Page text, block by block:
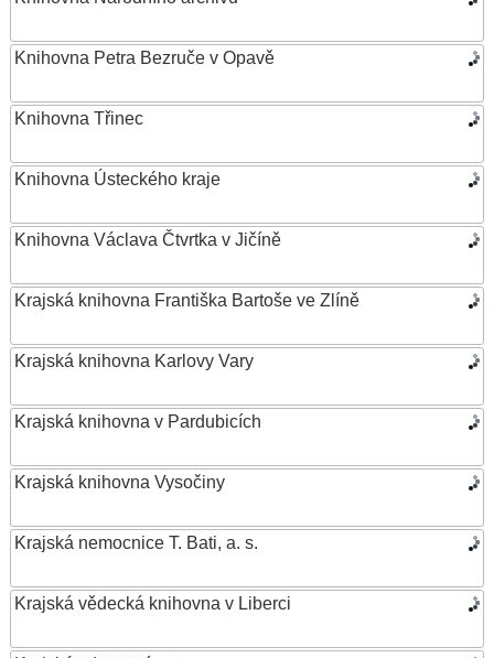
Knihovna Petra Bezruče v Opavě
Knihovna Třinec
Knihovna Ústeckého kraje
Knihovna Václava Čtvrtka v Jičíně
Krajská knihovna Františka Bartoše ve Zlíně
Krajská knihovna Karlovy Vary
Krajská knihovna v Pardubicích
Krajská knihovna Vysočiny
Krajská nemocnice T. Bati, a. s.
Krajská vědecká knihovna v Liberci